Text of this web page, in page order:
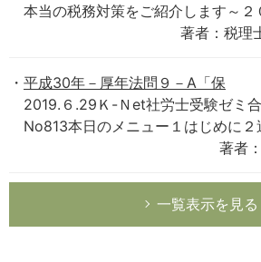
本当の税務対策をご紹介します～２
著者：税理
平成30年－厚年法問９－A「保
2019.６.29Ｋ-Ｎet社労士受験ゼミ
No813本日のメニュー１はじめに２
著者
一覧表示を見る